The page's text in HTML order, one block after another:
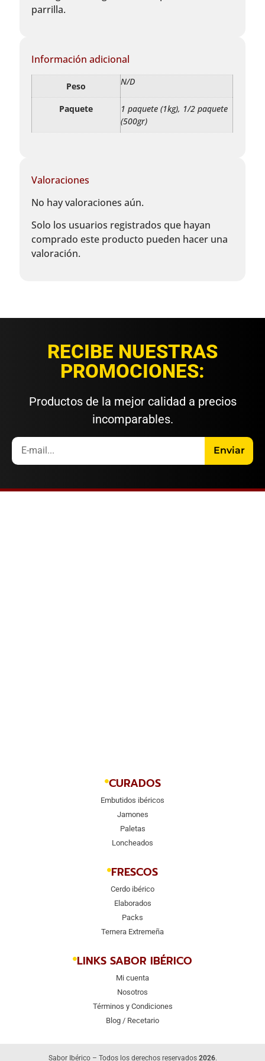
parrilla.
Información adicional
Peso N/D
Paquete
1 paquete (1kg), 1/2 paquete
(500gr)
Valoraciones
No hay valoraciones aún.
Solo los usuarios registrados que hayan
comprado este producto pueden hacer una
valoración.
RECIBE NUESTRAS
PROMOCIONES:
Productos de la mejor calidad a precios
incomparables.
Enviar
CURADOS
Embutidos ibéricos
Jamones
Paletas
Loncheados
FRESCOS
Cerdo ibérico
Elaborados
Packs
Ternera Extremeña
LINKS SABOR IBÉRICO
Mi cuenta
Nosotros
Términos y Condiciones
Blog / Recetario
Sabor Ibérico – Todos los derechos reservados 2026.